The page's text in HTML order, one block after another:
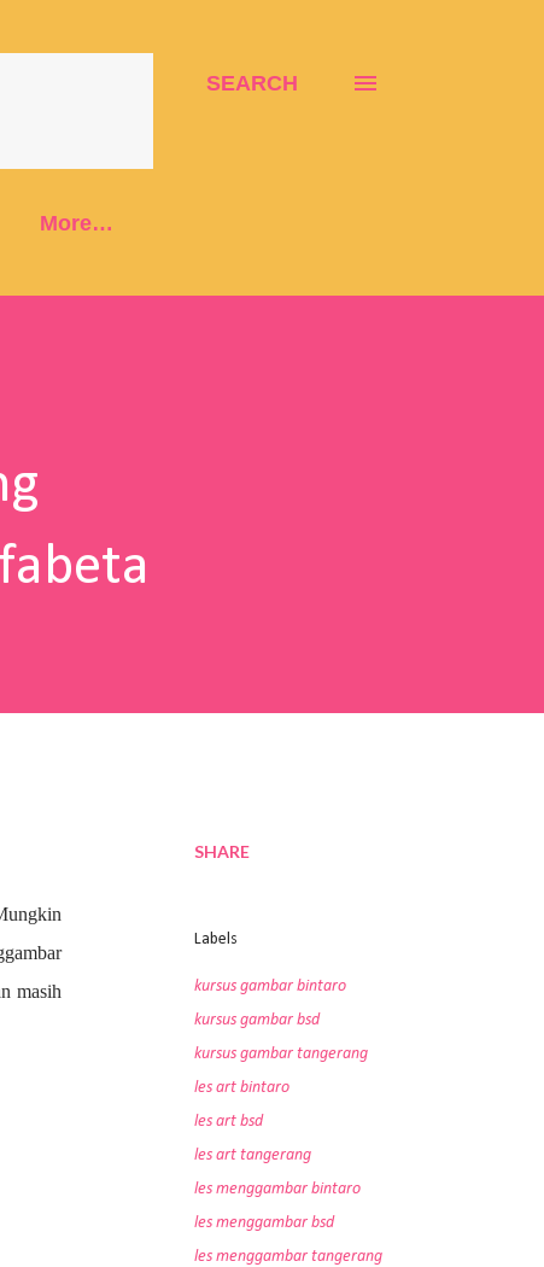
SEARCH
More…
masih
SHARE
Labels
kursus gambar bintaro
kursus gambar bsd
kursus gambar tangerang
les art bintaro
les art bsd
les art tangerang
les menggambar bintaro
les menggambar bsd
les menggambar tangerang